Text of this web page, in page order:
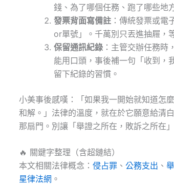
錢、為了哪個任務、跑了哪些地
發票背面寫備註 ：傳統發票或
or單號」。千萬別只丟進抽屜，
保留通訊紀錄 ：主管交辦任務時
能用口頭，事後補一句「收到，
留下紀錄的習慣。
小美事後感嘆：「如果我一開始就知道怎
和解。」法律的溫度，就在於它願意給清
那扇門。別讓「舉證之所在，敗訴之所在
🔥 關鍵字整理（含超鏈結）
本文相關法律概念： 侵占罪 、 公務支出 、
星律法網 。